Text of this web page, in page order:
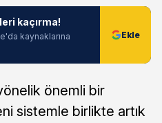
kaçırma!
kaynaklarına
önemli bir
sistemle birlikte artık